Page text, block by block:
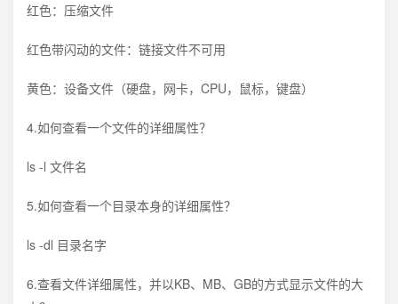
红色：压缩文件
红色带闪动的文件：链接文件不可用
黄色：设备文件（硬盘，网卡，CPU，鼠标，键盘）
4.如何查看一个文件的详细属性？
ls -l 文件名
5.如何查看一个目录本身的详细属性？
ls -dl 目录名字
6.查看文件详细属性，并以KB、MB、GB的方式显示文件的大